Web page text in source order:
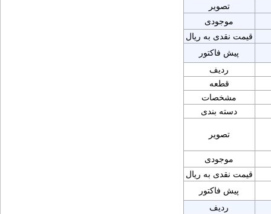
تصویر
موجودی
قیمت نقدی به ریال
پیش فاکتور
ردیف
قطعه
مشخصات
دسته بندی
تصویر
موجودی
قیمت نقدی به ریال
پیش فاکتور
ردیف